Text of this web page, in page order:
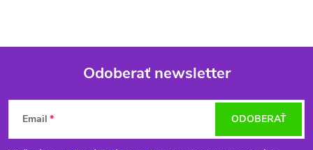
Z
á
Odoberať newsletter
Email ODOBERAŤ